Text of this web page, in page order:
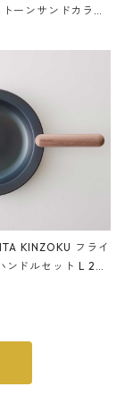
ーンサンドカラー
Stand CUB
ドブラック
KINZOKU フライ
ンドルセット L 24c
応 鉄フライパン